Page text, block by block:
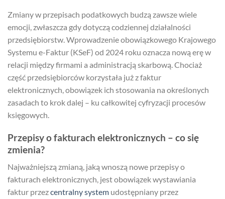
Zmiany w przepisach podatkowych budzą zawsze wiele
emocji, zwłaszcza gdy dotyczą codziennej działalności
przedsiębiorstw. Wprowadzenie obowiązkowego Krajowego
Systemu e-Faktur (KSeF) od 2024 roku oznacza nową erę w
relacji między firmami a administracją skarbową. Chociaż
część przedsiębiorców korzystała już z faktur
elektronicznych, obowiązek ich stosowania na określonych
zasadach to krok dalej – ku całkowitej cyfryzacji procesów
księgowych.
Przepisy o fakturach elektronicznych – co się
zmienia?
Najważniejszą zmianą, jaką wnoszą nowe przepisy o
fakturach elektronicznych, jest obowiązek wystawiania
faktur przezcentralny system udostępniany przez